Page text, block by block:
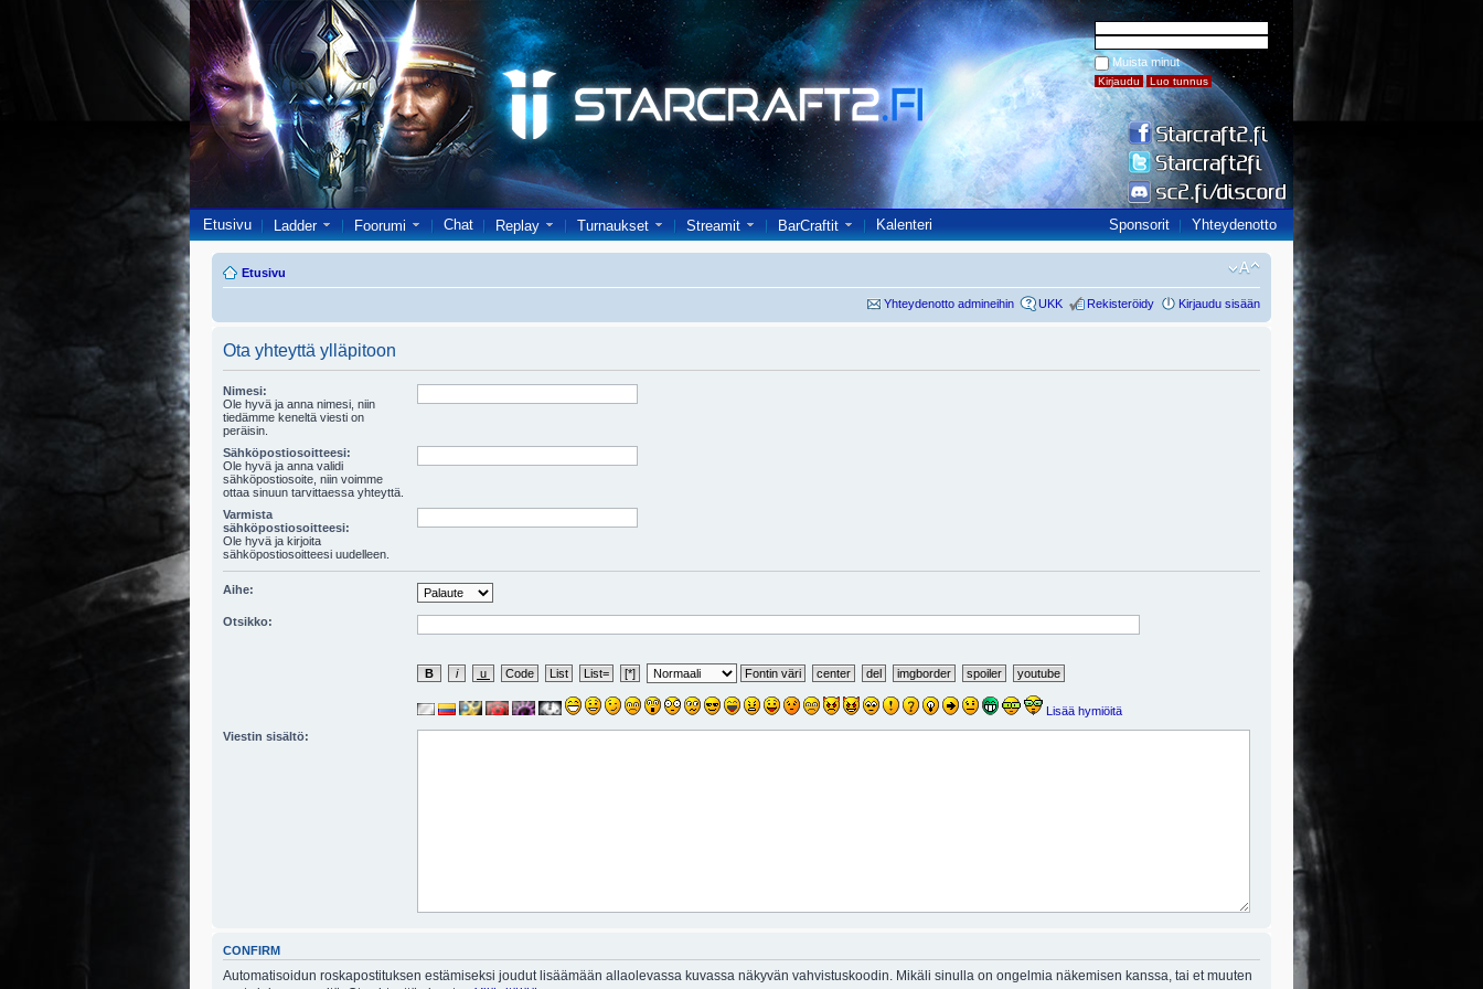
Muista minut
Etusivu Ladder Foorumi Chat Replay Turnaukset Streamit BarCraftit Kalenteri Sponsorit Yhteydenotto
Etusivu
Yhteydenotto admineihin UKK Rekisteröidy Kirjaudu sisään
Ota yhteyttä ylläpitoon
Nimesi:
Ole hyvä ja anna nimesi, niin
tiedämme keneltä viesti on
peräisin.
Sähköpostiosoitteesi:
Ole hyvä ja anna validi
sähköpostiosoite, niin voimme
ottaa sinuun tarvittaessa yhteyttä.
Varmista
sähköpostiosoitteesi:
Ole hyvä ja kirjoita
sähköpostiosoitteesi uudelleen.
Aihe:
Otsikko:
Lisää hymiöitä
Viestin sisältö:
CONFIRM
Automatisoidun roskapostituksen estämiseksi joudut lisäämään allaolevassa kuvassa näkyvän vahvistuskoodin. Mikäli sinulla on ongelmia näkemisen kanssa, tai et muuten